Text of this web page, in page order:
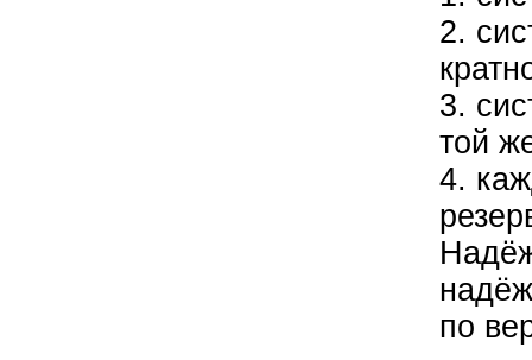
2.
3.
той
4.
по